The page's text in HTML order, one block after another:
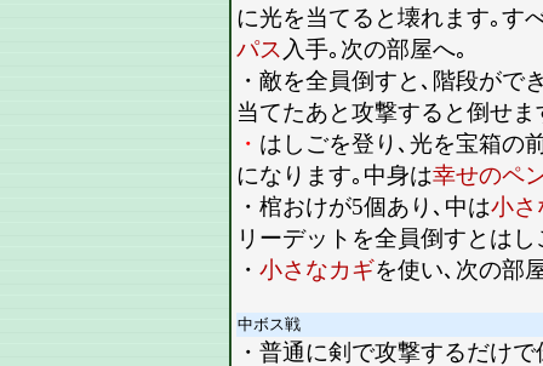
に光を当てると壊れます｡す
パス 入手｡次の部屋へ｡
・敵を全員倒すと､階段がで
当てたあと攻撃すると倒せま
・ はしごを登り､光を宝箱の
になります｡中身は幸せのペ
・棺おけが5個あり､中は小さ
リーデットを全員倒すとは
・ 小さなカギを使い､次の部
中ボス戦
・普通に剣で攻撃するだけ